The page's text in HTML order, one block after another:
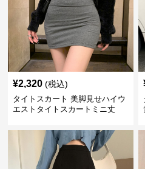
¥2,320 (税込)
タイトスカート 美脚見せハイウ
エストタイトスカートミニ丈